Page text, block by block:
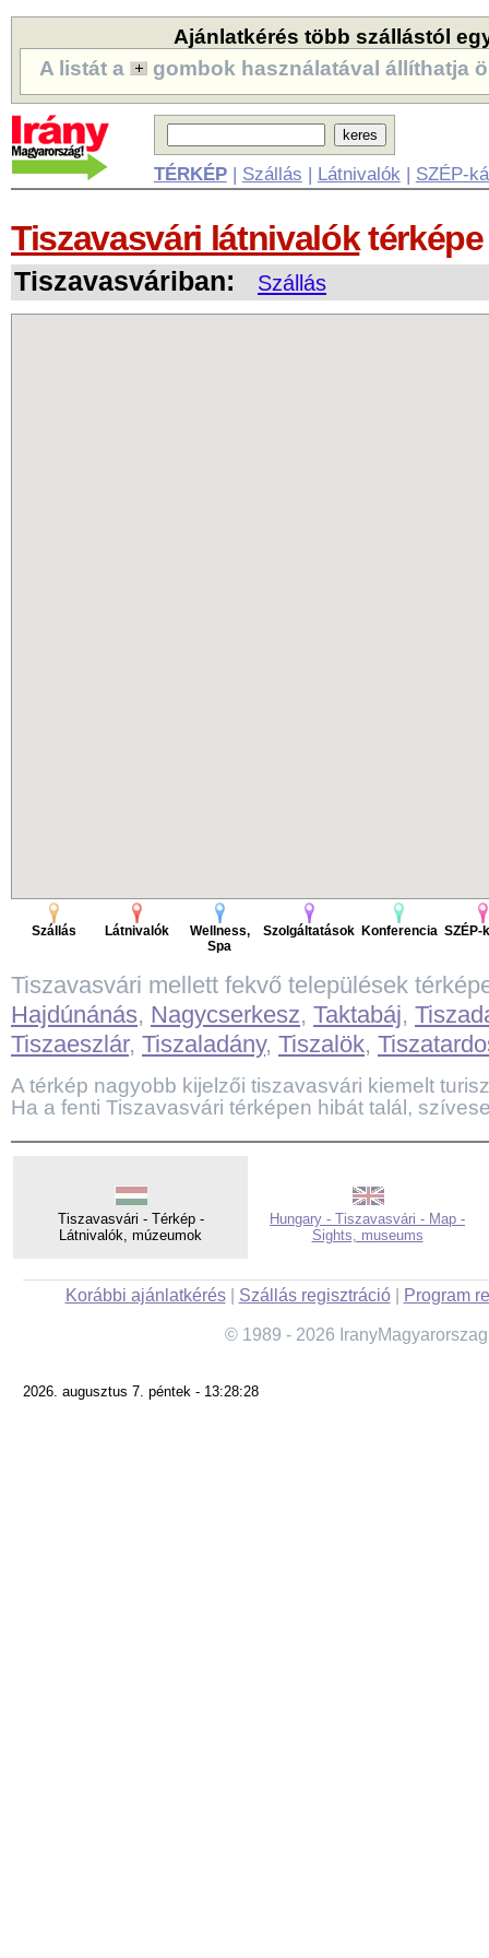
Ajánlatkérés több szállástól
A listát a
gombok használatával állíthatja
TÉRKÉP| Szállás | Látnivalók | SZÉP-
Tiszavasvári látnivalóktérképe
Tiszavasváriban: Szállás
Szállás Látnivalók
Wellness,
Spa
Szolgáltatások Konferencia SZÉP-
Tiszavasvári mellett fekvő települések
Hajdúnánás, Nagycserkesz, Taktabáj,
Tiszaeszlár, Tiszaladány, Tiszalök,
A térkép nagyobb kijelzői tiszavasvári kiemelt
Ha a fenti Tiszavasvári térképen hibát talál,
Tiszavasvári - Térkép -
Látnivalók, múzeumok
Hungary - Tiszavasvári - Map -
Sights, museums
Korábbi ajánlatkérés| Szállás regisztráció| Program
© 1989 - 2026
2026. augusztus 7. péntek - 13:28:28